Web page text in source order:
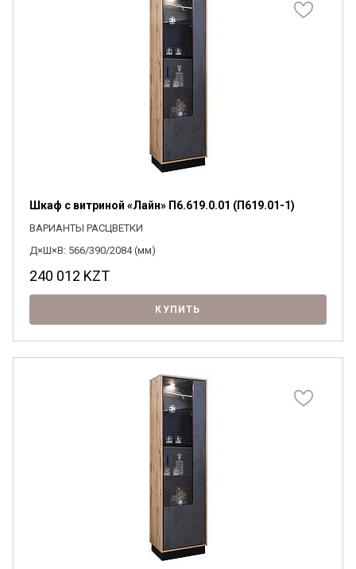
Шкаф с витриной «Лайн» П6.619.0.01 (П619.01-1)
ВАРИАНТЫ РАСЦВЕТКИ
Д×Ш×В: 566/390/2084 (мм)
240 012 KZT
КУПИТЬ